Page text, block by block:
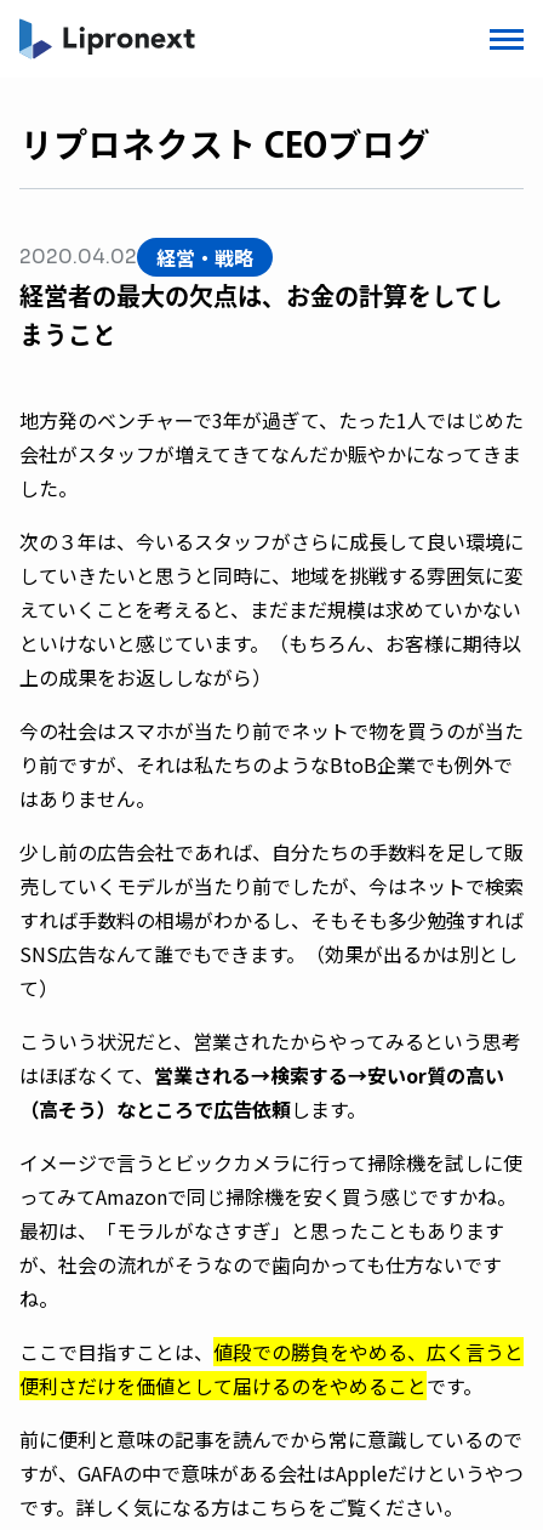
リプロネクスト CEOブログ
2020.04.02 経営・戦略
経営者の最大の欠点は、お金の計算をしてし
まうこと
地方発のベンチャーで3年が過ぎて、たった1人ではじめた
会社がスタッフが増えてきてなんだか賑やかになってきま
した。
次の３年は、今いるスタッフがさらに成長して良い環境に
していきたいと思うと同時に、地域を挑戦する雰囲気に変
えていくことを考えると、まだまだ規模は求めていかない
といけないと感じています。（もちろん、お客様に期待以
上の成果をお返ししながら）
今の社会はスマホが当たり前でネットで物を買うのが当た
り前ですが、それは私たちのようなBtoB企業でも例外で
はありません。
少し前の広告会社であれば、自分たちの手数料を足して販
売していくモデルが当たり前でしたが、今はネットで検索
すれば手数料の相場がわかるし、そもそも多少勉強すれば
SNS広告なんて誰でもできます。（効果が出るかは別とし
て）
こういう状況だと、営業されたからやってみるという思考
はほぼなくて、 営業される→検索する→安いor質の高い
（高そう）なところで広告依頼します。
イメージで言うとビックカメラに行って掃除機を試しに使
ってみてAmazonで同じ掃除機を安く買う感じですかね。
最初は、「モラルがなさすぎ」と思ったこともあります
が、社会の流れがそうなので歯向かっても仕方ないです
ね。
ここで目指すことは、 値段での勝負をやめる、広く言うと
便利さだけを価値として届けるのをやめることです。
前に便利と意味の記事を読んでから常に意識しているので
すが、GAFAの中で意味がある会社はAppleだけというやつ
です。詳しく気になる方はこちらをご覧ください。